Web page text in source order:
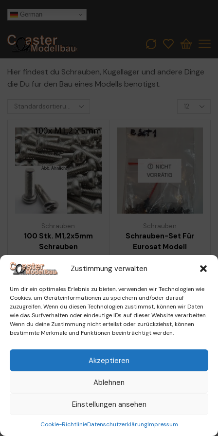
Zustimmung verwalten
Um dir ein optimales Erlebnis zu bieten, verwenden wir Technologien wie
Cookies, um Geräteinformationen zu speichern und/oder darauf
zuzugreifen. Wenn du diesen Technologien zustimmst, können wir Daten
wie das Surfverhalten oder eindeutige IDs auf dieser Website verarbeiten.
Wenn du deine Zustimmung nicht erteilst oder zurückziehst, können
bestimmte Merkmale und Funktionen beeinträchtigt werden.
Akzeptieren
Ablehnen
Einstellungen ansehen
Cookie-RichtlinieDatenschutzerklärungImpressum
German
Hier findest du Schrauben, Kugellager und andere Dinge
die Du für den Bau eines Modells benötigst.
Schrauben
100 Stk. M1,2x5mm
Schrauben
Kein Mehrwertsteuerausweis,
(1) UStG.
zzgl. Versandkosten
NICHT
VORRÄTIG
Schrauben
Schrauben-Set Für
Eurosat Modell
Kein Mehrwertsteuerausweis,
(1) UStG.
zzgl.Versandkosten
Weiterlesen
Datenschutzerklärung
Warenkorb